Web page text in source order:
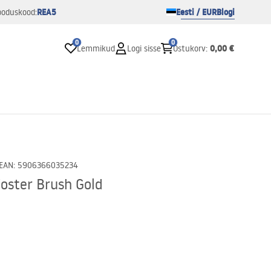
REA5 Eesti / EURBlogi
0
Lemmikud Logi sisse
0
Ostukorv: 0,00 €
EAN: 5906366035234
Brush Gold